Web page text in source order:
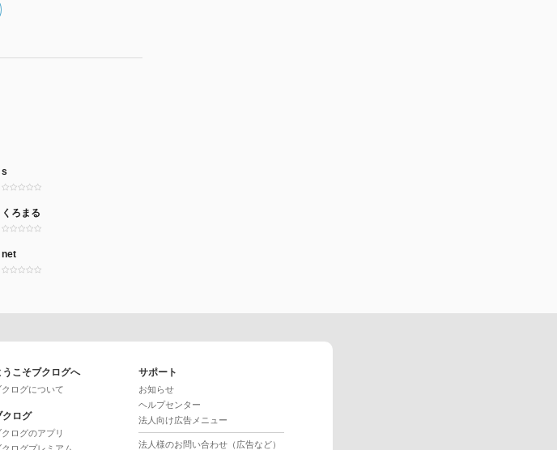
s
くろまる
net
うこそブクログへ
クログについて
クログ
クログのアプリ
サポート
お知らせ
ヘルプセンター
法人向け広告メニュー
法人様のお問い合わせ（広告など）